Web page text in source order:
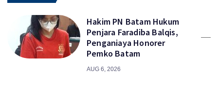
Hakim PN Batam Hukum
Penjara Faradiba Balqis,
Penganiaya Honorer
Pemko Batam
AUG 6, 2026